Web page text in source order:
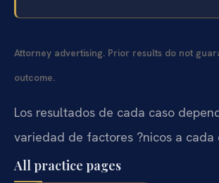
Attorney advertising. Prior results do not
outcome.
Los resultados de cada caso
variedad de factores ?nicos a cada
All practice pages